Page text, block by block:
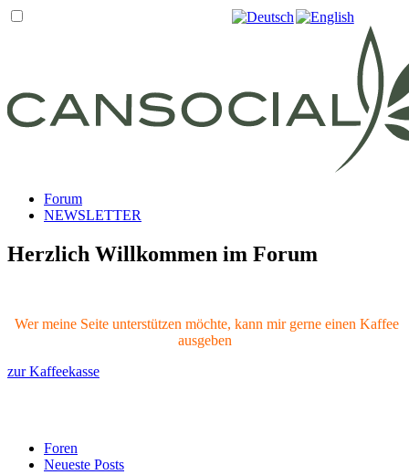
Forum
NEWSLETTER
Herzlich Willkommen im Forum
Wer meine Seite unterstützen möchte, kann mir gerne einen Kaffee
ausgeben
zur Kaffeekasse
Foren
Neueste Posts